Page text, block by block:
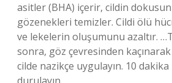
asitler (BHA) içerir, cildin
gözenekleri temizler. Cildi ölü
ve lekelerin oluşumunu azaltır.
sonra, göz çevresinden
cilde nazikçe uygulayın. 10